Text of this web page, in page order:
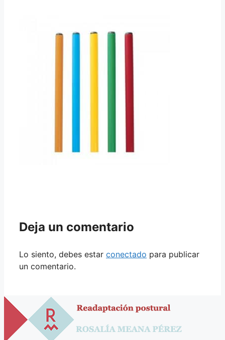
Deja un comentario
Lo siento, debes estar conectado para publicar
un comentario.